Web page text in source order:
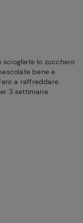
sciogliete lo zucchero
bene e
a raffreddare
3 settimane